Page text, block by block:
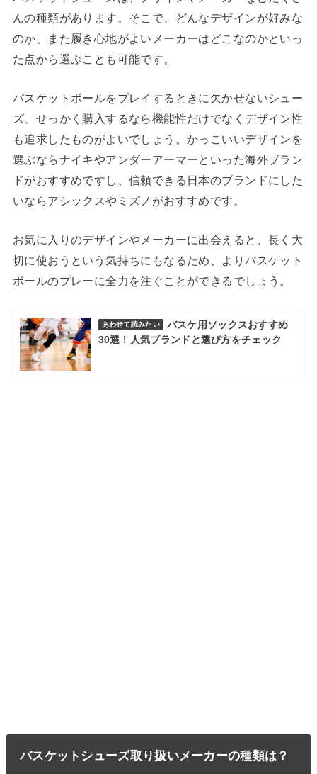
んの種類があります。そこで、どんなデザインが好みな
のか、また履き心地がよいメーカーはどこなのかといっ
た点から選ぶことも可能です。
バスケットボールをプレイするときに欠かせないシュー
ズ、せっかく購入するなら機能性だけでなくデザイン性
も追求したものがよいでしょう。かっこいいデザインを
選ぶならナイキやアンダーアーマーといった海外ブラン
ドがおすすめですし、信頼できる日本のブランドにした
いならアシックスやミズノがおすすめです。
お気に入りのデザインやメーカーに出会えると、長く大
切に使おうという気持ちにもなるため、よりバスケット
ボールのプレーに全力を注ぐことができるでしょう。
あわせて読みたい
バスケ用ソックスおすすめ
30選！人気ブランドと選び方をチェック
バスケットシューズ取り扱いメーカーの種類は？